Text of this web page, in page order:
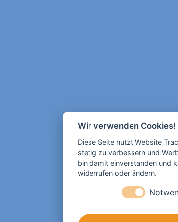
Wir verwenden Cookies!
Diese Seite nutzt Website
stetig zu verbessern und
bin damit einverstanden und
widerrufen oder ändern.